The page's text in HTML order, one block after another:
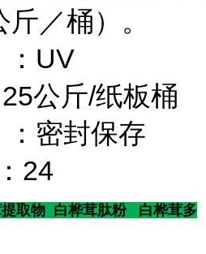
／桶）。
：UV
公斤/纸板桶
：密封保存
24
取物 白桦茸肽粉 白桦茸多